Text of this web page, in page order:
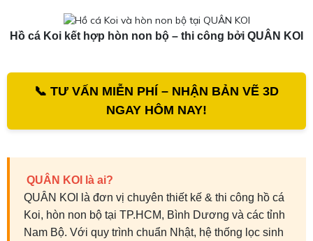
Hồ cá Koi kết hợp hòn non bộ – thi công bởi QUÂN KOI
📞 TƯ VẤN MIỄN PHÍ – NHẬN BẢN VẼ 3D
NGAY HÔM NAY!
QUÂN KOI là ai?
QUÂN KOI là đơn vị chuyên thiết kế & thi công hồ cá
Koi, hòn non bộ tại TP.HCM, Bình Dương và các tỉnh
Nam Bộ. Với quy trình chuẩn Nhật, hệ thống lọc sinh